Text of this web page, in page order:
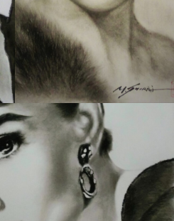
310 肖像画シリーズ 1
6